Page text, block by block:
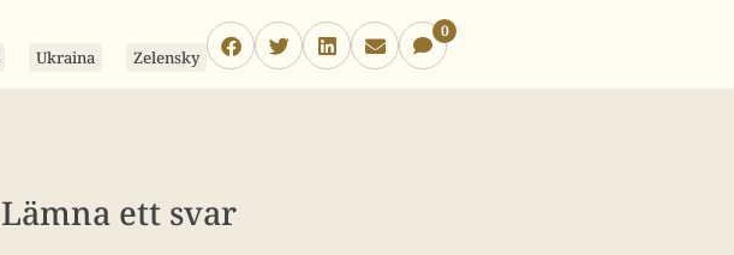
Ukraina Zelensky
0
Lämna ett svar